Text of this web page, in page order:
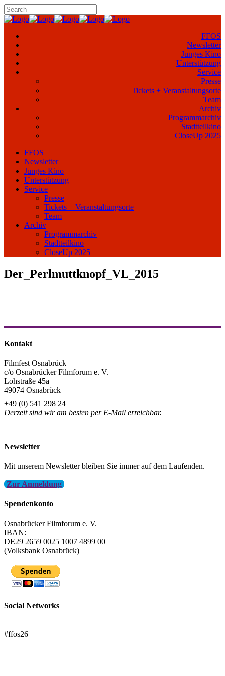
FFOS
Newsletter
Junges Kino
Unterstützung
Service
Presse
Tickets + Veranstaltungsorte
Team
Archiv
Programmarchiv
Stadtteilkino
CloseUp 2025
FFOS
Newsletter
Junges Kino
Unterstützung
Service
Presse
Tickets + Veranstaltungsorte
Team
Archiv
Programmarchiv
Stadtteilkino
CloseUp 2025
Der_Perlmuttknopf_VL_2015
Kontakt
Filmfest Osnabrück
c/o Osnabrücker Filmforum e. V.
Lohstraße 45a
49074 Osnabrück
+49 (0) 541 298 24
Derzeit sind wir am besten per E-Mail erreichbar.
Newsletter
Mit unserem Newsletter bleiben Sie immer auf dem Laufenden.
Zur Anmeldung
Spendenkonto
Osnabrücker Filmforum e. V.
IBAN:
DE29 2659 0025 1007 4899 00
(Volksbank Osnabrück)
Social Networks
#ffos26